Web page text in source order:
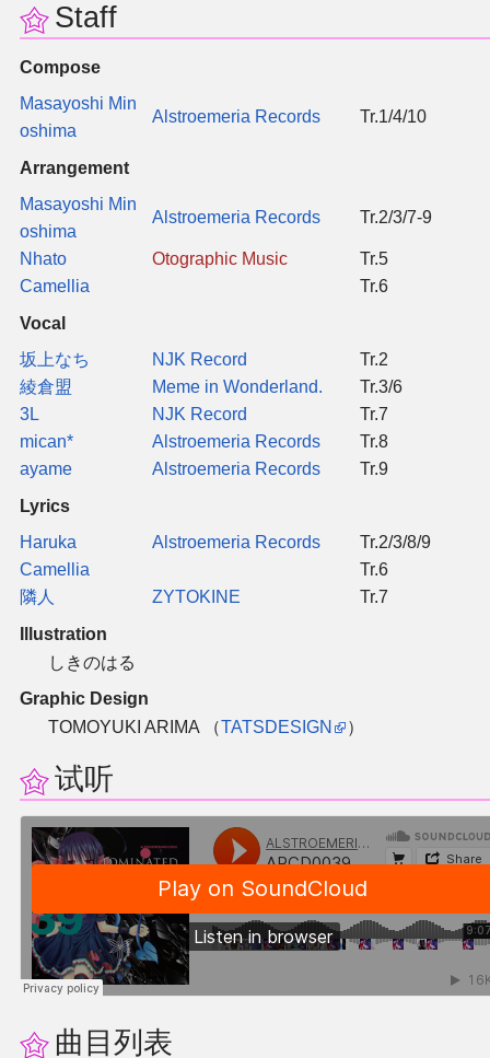
Staff
Compose
Masayoshi Min
oshima
Alstroemeria Records Tr.1/4/10
Arrangement
Masayoshi Min
oshima
Alstroemeria Records Tr.2/3/7-9
Nhato Otographic Music
Tr.5
Camellia
Tr.6
Vocal
坂上なち
NJK Record
Tr.2
綾倉盟
Meme in Wonderland.
Tr.3/6
3L
NJK Record
Tr.7
mican*
Alstroemeria Records
Tr.8
ayame
Alstroemeria Records
Tr.9
Lyrics
Haruka
Alstroemeria Records
Tr.2/3/8/9
Camellia
Tr.6
隣人
ZYTOKINE
Tr.7
Illustration
しきのはる
Graphic Design
TOMOYUKI ARIMA （TATSDESIGN ）
试听
曲目列表
同人专辑分类
同人软件列表
同人角色列表
同人视频列表
其他形式同人
THB相关项目
THB策划
THB衍生
THB媒体
THB协力
其他
联系管理员
关于THBWiki
捐款支持